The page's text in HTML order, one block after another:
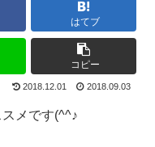
はてブ
コピー
2018.12.01 2018.09.03
メです(^^♪